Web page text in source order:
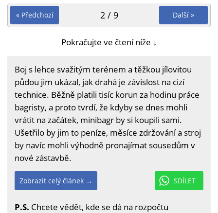
« Předchozí Další »
2 / 9
Pokračujte ve čtení níže ↓
Boj s lehce svažitým terénem a těžkou jílovitou
půdou jim ukázal, jak drahá je závislost na cizí
technice. Běžně platili tisíc korun za hodinu práce
bagristy, a proto tvrdí, že kdyby se dnes mohli
vrátit na začátek, minibagr by si koupili sami.
Ušetřilo by jim to peníze, měsíce zdržování a stroj
by navíc mohli výhodně pronajímat sousedům v
nové zástavbě.
SDÍLET
Zobrazit celý článek →
P.S. Chcete vědět, kde se dá na rozpočtu